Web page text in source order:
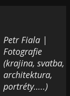
Petr Fiala |
Fotografie
(krajina, svatba,
architektura,
portréty…..)